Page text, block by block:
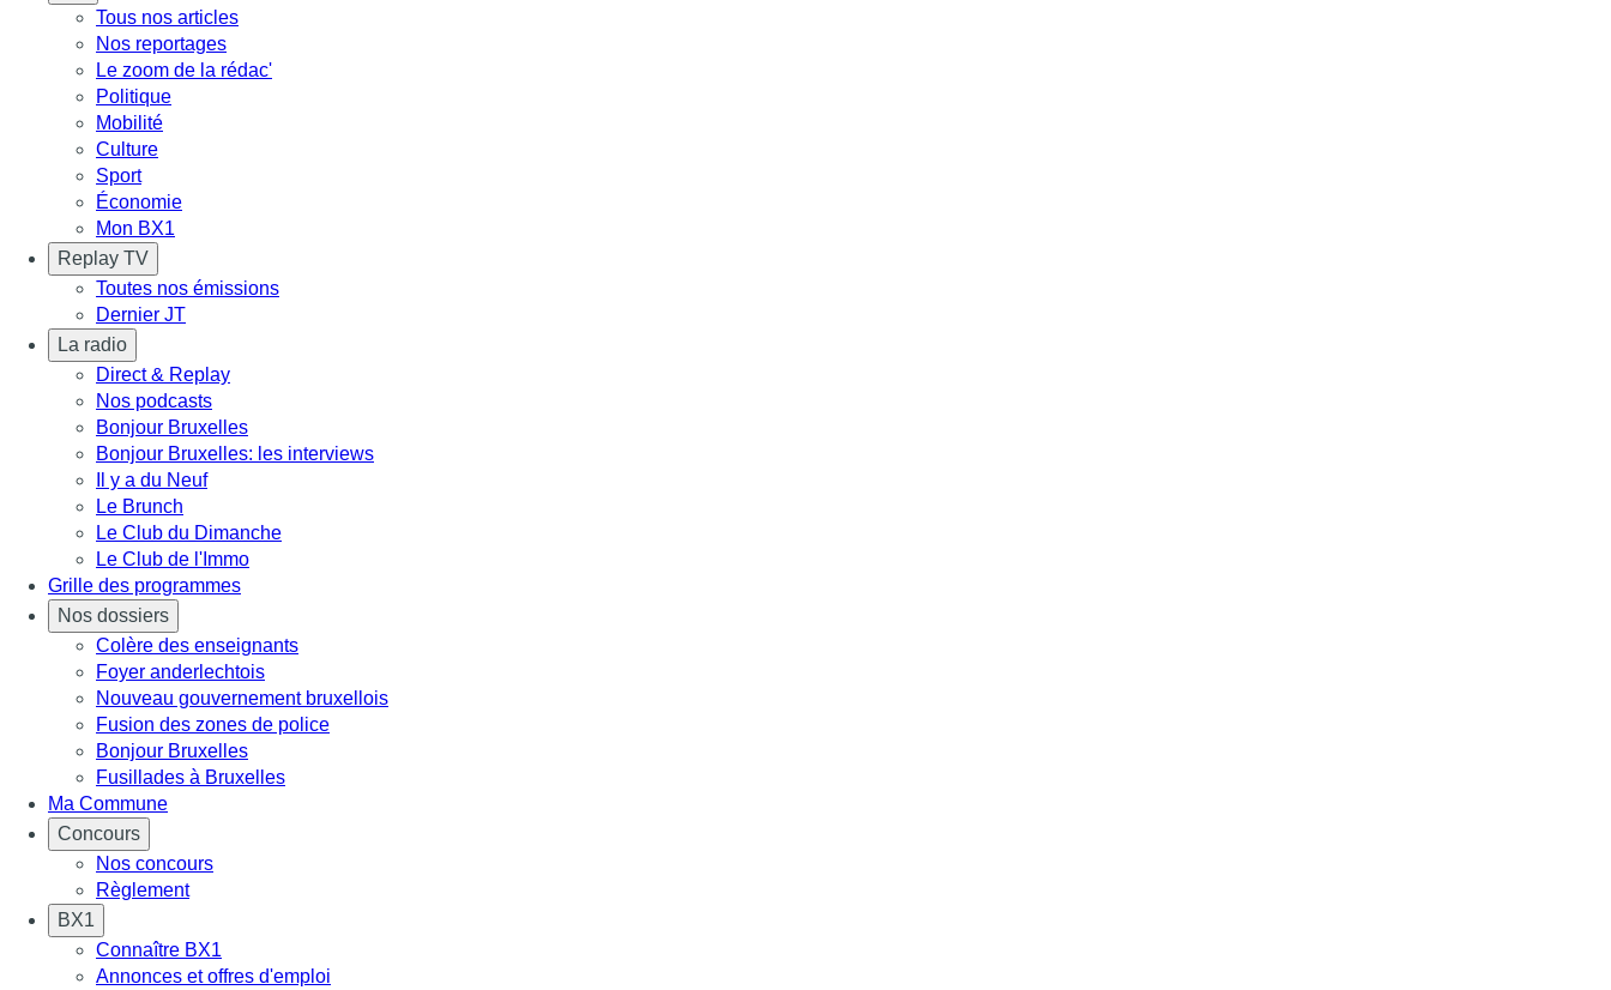
Tous nos articles
Nos reportages
Le zoom de la rédac'
Politique
Mobilité
Culture
Sport
Économie
Mon BX1
Replay TV
Toutes nos émissions
Dernier JT
La radio
Direct & Replay
Nos podcasts
Bonjour Bruxelles
Bonjour Bruxelles: les interviews
Il y a du Neuf
Le Brunch
Le Club du Dimanche
Le Club de l'Immo
Grille des programmes
Nos dossiers
Colère des enseignants
Foyer anderlechtois
Nouveau gouvernement bruxellois
Fusion des zones de police
Bonjour Bruxelles
Fusillades à Bruxelles
Ma Commune
Concours
Nos concours
Règlement
BX1
Connaître BX1
Annonces et offres d'emploi